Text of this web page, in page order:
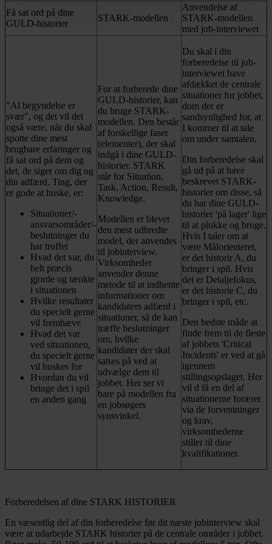
Få sat ord på dine
GULD-historier
STARK-modellen
Anvendelse af
STARK-modellen
med job-interviewet
"Al begyndelse er
svær", og det vil det
også være, når du skal
spotte dine mest
brugbare erfaringer og
få sat ord på dem og
det, de siger om dig og
din adfærd. Ting, der
er gode at huske, er:
Situationer/-
ansvarsområder/-
beslutninger du
har truffet
Hvad det var, du
helt præcis
gjorde og tænkte
i situationen
Hvilke resultater
du specielt gerne
vil fremhæve
Hvad det var
ved situationen,
du specielt gerne
vil huskes for
Hvordan du vil
bringe det i spil
en anden gang
For at forberede dine
GULD-historier, kan
du bruge STARK-
modellen. Den består
af forskellige faser
(elementer), der skal
indgå i dine GULD-
historier. STARK
står for Situation,
Task, Action, Result,
Knowledge.
Modellen er blevet
den mest udbredte
model, der anvendes
til jobinterview.
Virksomheder
anvender denne
metode til at indhente
informationer om
kandidaters adfærd i
situationer, så de kan
træffe beslutninger
om, hvilke
kandidater der skal
satses på ved at
udvælge dem til
jobbet. Her ser vi
bare på modellen fra
en jobsøgers
synsvinkel.
Du skal i din
forberedelse til job-
interviewet have
afdækket de centrale
situationer for jobbet,
dom der er
sandsynlighed for, at
I kommer til at tale
om under samtalen.
Din forberedelse skal
gå ud på at have
beskrevet STARK-
historier om disse, så
du har dine GULD-
historier 'på lager' lige
til at plukke og bruge.
Hvis I taler om at
være Målorienteret,
er det historir A, du
bringer i spil. Hvis
det er Detaljefokus,
er det historie C, du
bringer i spil, etc.
Den bedste måde at
finde frem til de fleste
af jobbets 'Critical
Incidents' er ved at gå
igennem
stillingsopslaget. Her
vil d få en del af
situationerne foræret
via de forventninger
og krav,
virksomhederne
stiller til dine
kvalifikationer.
Forberedelsen af dine STARK HISTORIER
En væsentlig del af din forberedelse før dit næste jobinterview skal
være at udarbejde STARK historier på de centrale områder i jobbet.